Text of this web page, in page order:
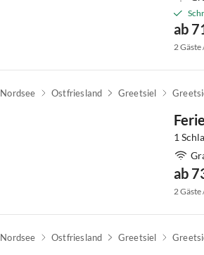
ab
2 Gäste
Nordsee Ostfriesland Greetsiel
1
ab
2 Gäste
Nordsee Ostfriesland Greetsiel